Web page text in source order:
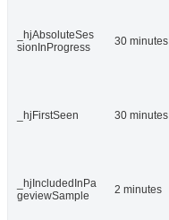
_hjAbsoluteSes
sionInProgress
30 minutes
_hjFirstSeen 30 minutes
_hjIncludedInPa
geviewSample
2 minutes